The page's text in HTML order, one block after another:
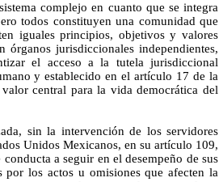
complejo en cuanto que se integra
todos constituyen una comunidad que
iguales principios, objetivos y valores
órganos jurisdiccionales independientes,
el acceso a la tutela jurisdiccional
y establecido en el artículo 17 de la
central para la vida democrática del
sin la intervención de los servidores
Unidos Mexicanos, en su artículo 109,
a seguir en el desempeño de sus
los actos u omisiones que afecten la